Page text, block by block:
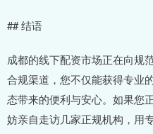
## 结语
成都的线下配资市场正在向规
合规渠道，您不仅能获得专业
态带来的便利与安心。如果您
妨亲自走访几家正规机构，用